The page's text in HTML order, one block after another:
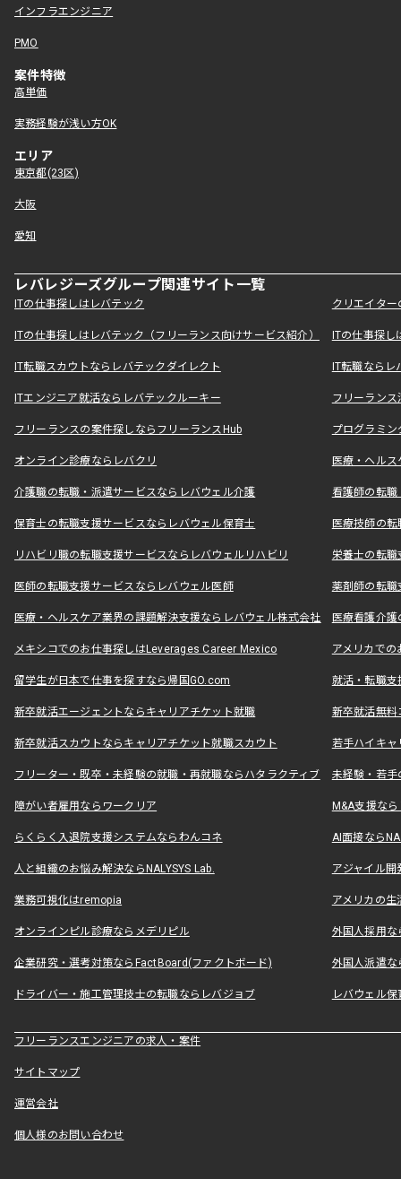
インフラエンジニア
PMO
案件特徴
高単価
実務経験が浅い方OK
エリア
東京都(23区)
大阪
愛知
レバレジーズグループ関連サイト一覧
ITの仕事探しはレバテック クリエイタ
ITの仕事探しはレバテック（フリーランス向けサービス紹介） ITの仕事探
IT転職スカウトならレバテックダイレクト IT転職なら
ITエンジニア就活ならレバテックルーキー フリーラン
フリーランスの案件探しならフリーランスHub プログラミ
オンライン診療ならレバクリ 医療・ヘル
介護職の転職・派遣サービスならレバウェル介護 看護師の転
保育士の転職支援サービスならレバウェル保育士 医療技師の
リハビリ職の転職支援サービスならレバウェルリハビリ 栄養士の転
医師の転職支援サービスならレバウェル医師 薬剤師の転
医療・ヘルスケア業界の課題解決支援ならレバウェル株式会社 医療看護介
メキシコでのお仕事探しはLeverages Career Mexico アメリカで
留学生が日本で仕事を探すなら帰国GO.com 就活・転職
新卒就活エージェントならキャリアチケット就職 新卒就活無料
新卒就活スカウトならキャリアチケット就職スカウト 若手ハイキ
フリーター・既卒・未経験の就職・再就職ならハタラクティブ 未経験・若手
障がい者雇用ならワークリア M&A支援な
らくらく入退院支援システムならわんコネ AI面接なら
人と組織のお悩み解決ならNALYSYS Lab. アジャイル
業務可視化はremopia アメリカの
オンラインピル診療ならメデリピル 外国人採用
企業研究・選考対策ならFactBoard(ファクトボード) 外国人派遣な
ドライバー・施工管理技士の転職ならレバジョブ レバウェル
フリーランスエンジニアの求人・案件
サイトマップ
運営会社
個人様のお問い合わせ